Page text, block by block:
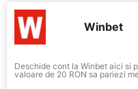
Winbet
Deschide cont la Winbet aici si
valoare de 20 RON sa pariezi